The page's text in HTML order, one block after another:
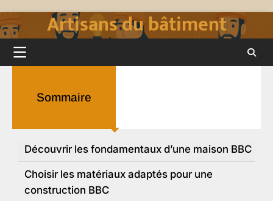
to
content
Artisans du bâtiment
Sommaire
Découvrir les fondamentaux d’une maison BBC
Choisir les matériaux adaptés pour une
construction BBC